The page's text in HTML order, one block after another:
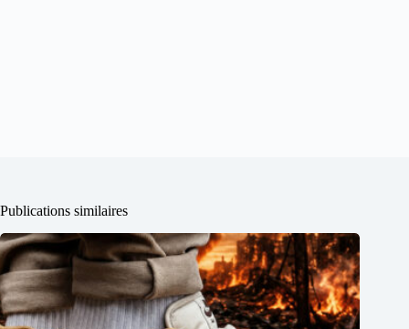
Publications similaires